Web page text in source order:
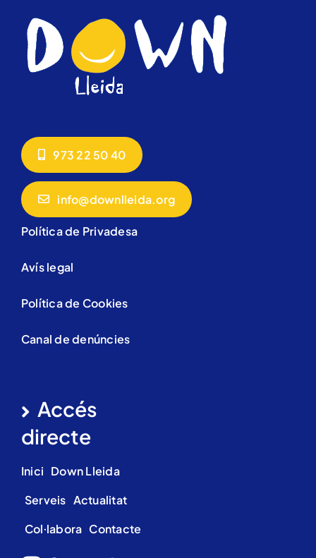
973 22 50 40
info@downlleida.org
Política de Privadesa
Avís legal
Política de Cookies
Canal de denúncies
Accés
directe
Inici Down Lleida
Serveis Actualitat
Col·labora Contacte